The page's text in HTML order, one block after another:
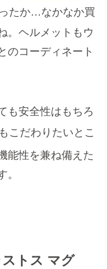
たか…なかなか買
。ヘルメットもウ
のコーディネート
も安全性はもちろ
こだわりたいとこ
能性を兼ね備えた
トス マグ